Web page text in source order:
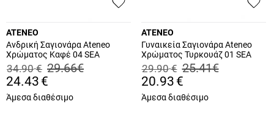
ATENEO
Ανδρική Σαγιονάρα Ateneo
Χρώματος Καφέ 04 SEA
SANDALS.K
34.90 € 29.66€
24.43 €
Άμεσα διαθέσιμο
ATENEO
Γυναικεία Σαγιονάρα Ateneo
Χρώματος Τυρκουάζ 01 SEA
SANDALS.TU
29.90 € 25.41€
20.93 €
Άμεσα διαθέσιμο